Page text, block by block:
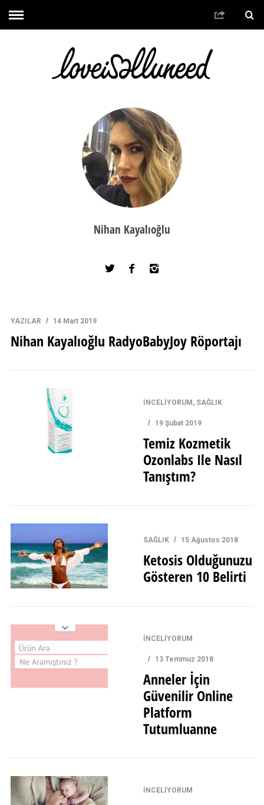
Nihan Kayalıoğlu
YAZILAR 14 Mart 2019
Nihan Kayalıoğlu RadyoBabyJoy Röportajı
İNCELİYORUM , SAĞLIK
19 Şubat 2019
Temiz Kozmetik
Ozonlabs Ile Nasıl
Tanıştım?
SAĞLIK 15 Ağustos 2018
Ketosis Olduğunuzu
Gösteren 10 Belirti
İNCELİYORUM
13 Temmuz 2018
Anneler İçin
Güvenilir Online
Platform
Tutumluanne
İNCELİYORUM